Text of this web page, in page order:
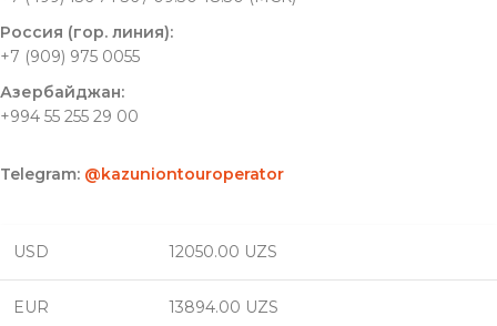
Россия (гор. линия):
+7 (909) 975 0055
Азербайджан:
+994 55 255 29 00
Telegram: @kazuniontouroperator
USD 12050.00 UZS
EUR 13894.00 UZS